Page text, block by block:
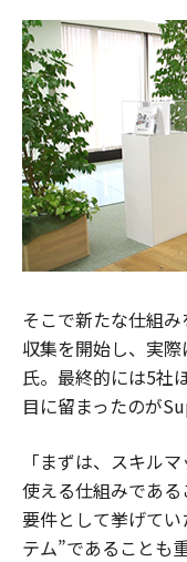
そこで新たな仕組
収集を開始し、実
氏。最終的には5社
目に留まったのが
「まずは、スキル
使える仕組みであ
要件として挙げて
テム”であることも